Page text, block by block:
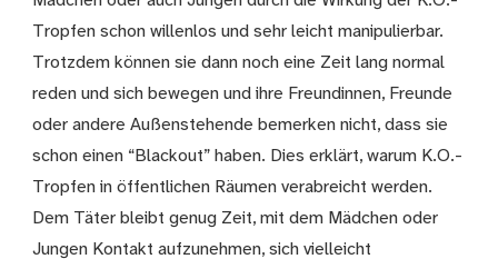
Tropfen schon willenlos und sehr leicht manipulierbar.
Trotzdem können sie dann noch eine Zeit lang normal
reden und sich bewegen und ihre Freundinnen, Freunde
oder andere Außenstehende bemerken nicht, dass sie
schon einen “Blackout” haben. Dies erklärt, warum K.O.-
Tropfen in öffentlichen Räumen verabreicht werden.
Dem Täter bleibt genug Zeit, mit dem Mädchen oder
Jungen Kontakt aufzunehmen, sich vielleicht